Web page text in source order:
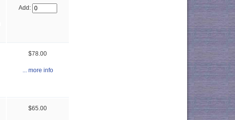
Add:
$78.00
... more info
$65.00